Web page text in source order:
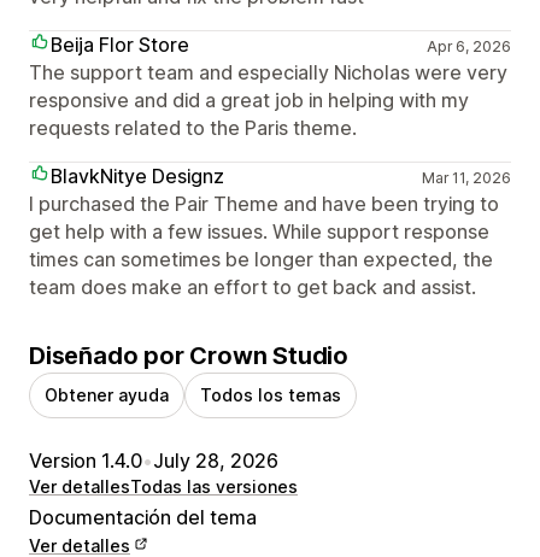
Beija Flor Store
Apr 6, 2026
The support team and especially Nicholas were very
responsive and did a great job in helping with my
requests related to the Paris theme.
BlavkNitye Designz
Mar 11, 2026
I purchased the Pair Theme and have been trying to
get help with a few issues. While support response
times can sometimes be longer than expected, the
team does make an effort to get back and assist.
Diseñado por Crown Studio
Obtener ayuda Todos los temas
Version 1.4.0•July 28, 2026
Ver detallesTodas las versiones
Documentación del tema
Ver detalles